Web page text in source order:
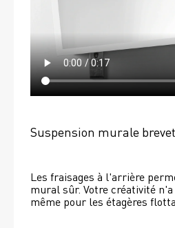
Suspension murale
Les fraisages à l'arrière
mural sûr. Votre créativité n'a
même pour les étagères